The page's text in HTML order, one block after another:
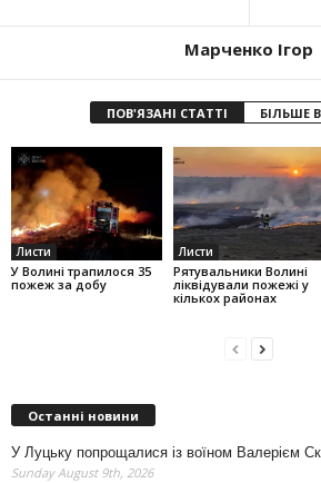
Марченко Ігор
ПОВ'ЯЗАНІ СТАТТІ БІЛЬШЕ
Листи
У Волині трапилося 35
пожеж за добу
Листи
Рятувальники Волині
ліквідували пожежі у
кількох районах
Останні новини
У Луцьку попрощалися із воїном Валерієм
Sunday August 9th, 2026